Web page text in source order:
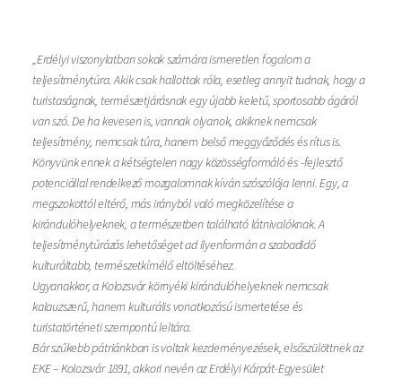
„Erdélyi viszonylatban sokak számára ismeretlen fogalom a
teljesítménytúra. Akik csak hallottak róla, esetleg annyit tudnak, hogy a
turistaságnak, természetjárásnak egy újabb keletű, sportosabb ágáról
van szó. De ha kevesen is, vannak olyanok, akiknek nemcsak
teljesítmény, nemcsak túra, hanem belső meggyőződés és rítus is.
Könyvünk ennek a kétségtelen nagy közösségformáló és -fejlesztő
potenciállal rendelkező mozgalomnak kíván szószólója lenni. Egy, a
megszokottól eltérő, más irányból való megközelítése a
kirándulóhelyeknek, a természetben található látnivalóknak. A
teljesítménytúrázás lehetőséget ad ilyenformán a szabadidő
kulturáltabb, természetkímélő eltöltéséhez.
Ugyanakkor, a Kolozsvár környéki kirándulóhelyeknek nemcsak
kalauzszerű, hanem kulturális vonatkozású ismertetése és
turistatörténeti szempontú leltára.
Bár szűkebb pátriánkban is voltak kezdeményezések, elsőszülöttnek az
EKE – Kolozsvár 1891, akkori nevén az Erdélyi Kárpát-Egyesület